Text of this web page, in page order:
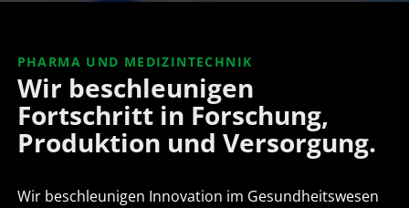
PHARMA UND MEDIZINTECHNIK
Wir beschleunigen
Fortschritt in Forschung,
Produktion und Versorgung.
Wir beschleunigen Innovation im Gesundheitswesen